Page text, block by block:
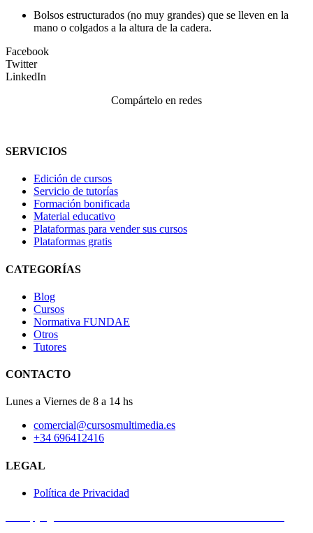
Bolsos estructurados (no muy grandes) que se lleven en la
mano o colgados a la altura de la cadera.
Facebook
Twitter
LinkedIn
Compártelo en redes
SERVICIOS
Edición de cursos
Servicio de tutorías
Formación bonificada
Material educativo
Plataformas para vender sus cursos
Plataformas gratis
CATEGORÍAS
Blog
Cursos
Normativa FUNDAE
Otros
Tutores
CONTACTO
Lunes a Viernes de 8 a 14 hs
comercial@cursosmultimedia.es
+34 696412416
LEGAL
Política de Privacidad